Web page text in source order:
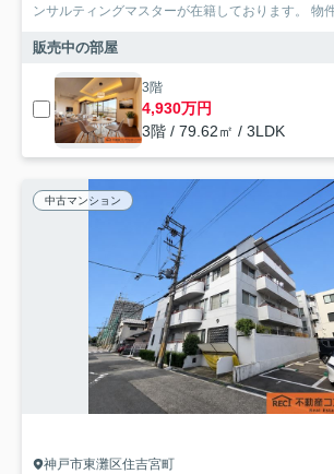
ンサルティングマスターが在籍しております。 物
販売中の部屋
3階
4,930万円
3階 / 79.62㎡ / 3LDK
中古マンション
神戸市東灘区住吉宮町